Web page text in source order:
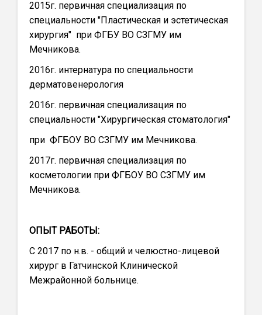
2015г. первичная специализация по
специальности "Пластическая и эстетическая
хирургия" при ФГБУ ВО СЗГМУ им
Мечникова.
2016г. интернатура по специальности
дерматовенерология
2016г. первичная специализация по
специальности "Хирургическая стоматология"
при ФГБОУ ВО СЗГМУ им Мечникова.
2017г. первичная специализация по
косметологии при ФГБОУ ВО СЗГМУ им
Мечникова.
ОПЫТ РАБОТЫ:
С 2017 по н.в. - общий и челюстно-лицевой
хирург в Гатчинской Клинической
Межрайонной больнице.